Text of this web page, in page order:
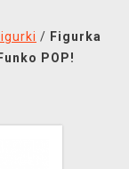
/ Figurka
POP!